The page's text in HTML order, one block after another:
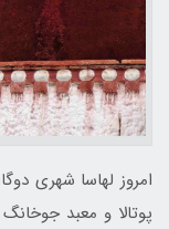
امروز لهاسا شهری
پوتالا و معبد